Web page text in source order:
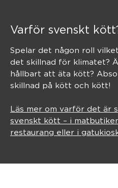
Varför svenskt
Spelar det någon roll
det skillnad för klimatet?
hållbart att äta kött?
skillnad på kött och kött!
Läs mer om varför det är
svenskt kött – i
restaurang eller i